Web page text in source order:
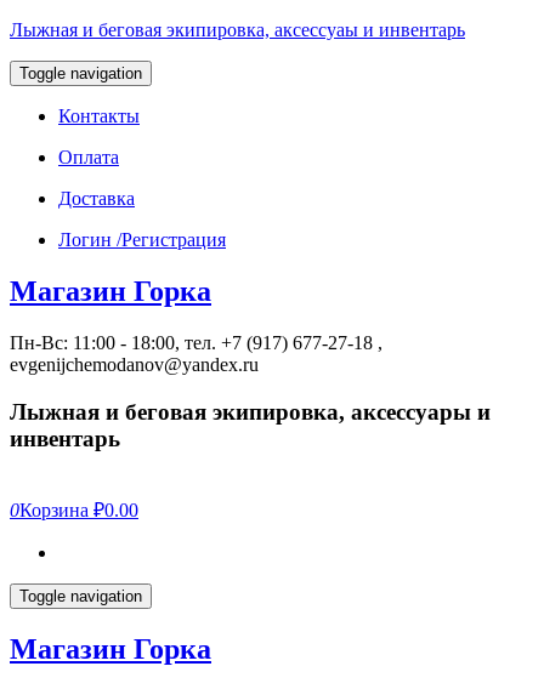
Лыжная и беговая экипировка, аксессуаы и инвентарь
Toggle navigation
Контакты
Оплата
Доставка
Логин /Регистрация
Магазин Горка
Пн-Вс: 11:00 - 18:00, тел. +7 (917) 677-27-18 ,
evgenijchemodanov@yandex.ru
Лыжная и беговая экипировка, аксессуары и
инвентарь
0Корзина ₽0.00
Toggle navigation
Магазин Горка